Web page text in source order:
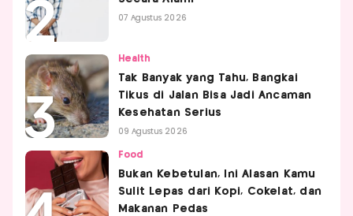
07 Agustus 2026
Health
Tak Banyak yang Tahu, Bangkai
Tikus di Jalan Bisa Jadi Ancaman
Kesehatan Serius
09 Agustus 2026
Food
Bukan Kebetulan, Ini Alasan Kamu
Sulit Lepas dari Kopi, Cokelat, dan
Makanan Pedas